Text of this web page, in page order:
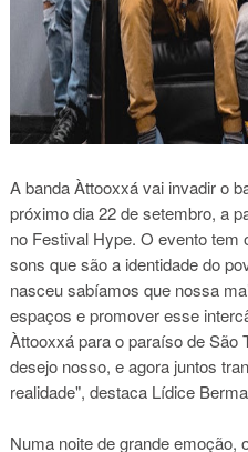
A banda Àttooxxá vai invadir o
próximo dia 22 de setembro, a
no Festival Hype. O evento
sons que são a identidade do
nasceu sabíamos que nossa
espaços e promover esse
Àttooxxá para o paraíso de São
desejo nosso, e agora juntos
realidade", destaca Lídice
Numa noite de grande emoção,